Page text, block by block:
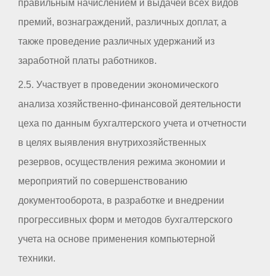
правильным начислением и выдачей всех видов
премий, вознаграждений, различных доплат, а
также проведение различных удержаний из
заработной платы работников.
2.5. Участвует в проведении экономического
анализа хозяйственно-финансовой деятельности
цеха по данным бухгалтерского учета и отчетности
в целях выявления внутрихозяйственных
резервов, осуществления режима экономии и
мероприятий по совершенствованию
документооборота, в разработке и внедрении
прогрессивных форм и методов бухгалтерского
учета на основе применения компьютерной
техники.